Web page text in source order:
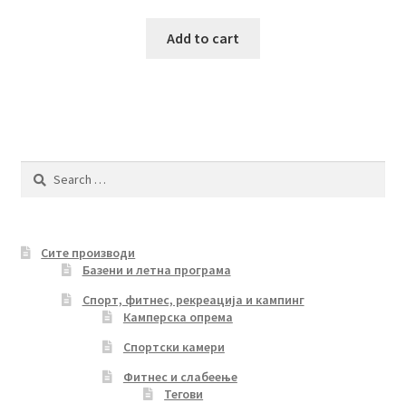
Add to cart
Search
Сите производи
Базени и летна програма
Спорт, фитнес, рекреација и кампинг
Камперска опрема
Спортски камери
Фитнес и слабеење
Тегови